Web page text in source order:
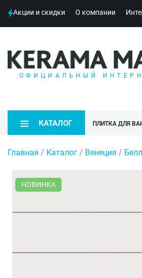
Акции и скидки О компании
ОФИЦИАЛЬНЫЙ
КАТАЛОГ ПЛИТКА ДЛЯ
Главная / Каталог / Венеция /
НОВИНКА